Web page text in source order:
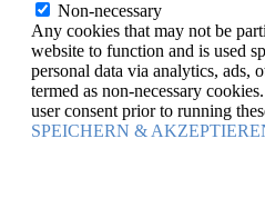
Non-necessary
Any cookies that may not be
website to function and is used
personal data via analytics, ads,
termed as non-necessary
user consent prior to running
SPEICHERN &